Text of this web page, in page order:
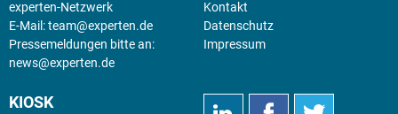
experten-Netzwerk
E-Mail:team@experten.de
Pressemeldungen bitte an:
news@experten.de
Kontakt
Datenschutz
Impressum
KIOSK